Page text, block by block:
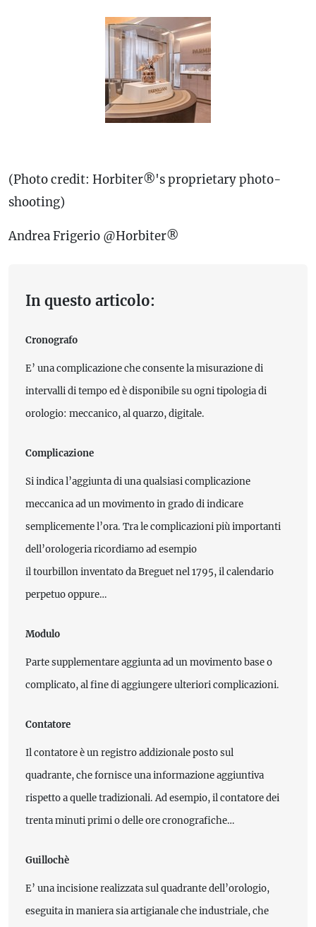
(Photo credit: Horbiter®'s proprietary photo-
shooting)
Andrea Frigerio @Horbiter®
In questo articolo:
Cronografo
E’ una complicazione che consente la misurazione di
intervalli di tempo ed è disponibile su ogni tipologia di
orologio: meccanico, al quarzo, digitale.
Complicazione
Si indica l’aggiunta di una qualsiasi complicazione
meccanica ad un movimento in grado di indicare
semplicemente l’ora. Tra le complicazioni più importanti
dell’orologeria ricordiamo ad esempio
il tourbillon inventato da Breguet nel 1795, il calendario
perpetuo oppure…
Modulo
Parte supplementare aggiunta ad un movimento base o
complicato, al fine di aggiungere ulteriori complicazioni.
Contatore
Il contatore è un registro addizionale posto sul
quadrante, che fornisce una informazione aggiuntiva
rispetto a quelle tradizionali. Ad esempio, il contatore dei
trenta minuti primi o delle ore cronografiche…
Guillochè
E’ una incisione realizzata sul quadrante dell’orologio,
eseguita in maniera sia artigianale che industriale, che